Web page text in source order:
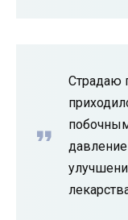
Страдаю